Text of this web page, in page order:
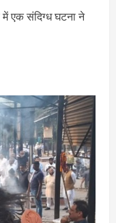
एक संदिग्ध घटना ने